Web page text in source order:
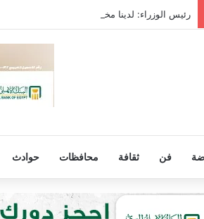
رئيس الوزراء: لدينا مخزون سلعى لفترات آمنة
فن ثقافة محافظات حوادث